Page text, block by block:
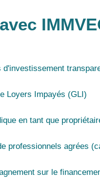
d'investissement
Loyers Impayés (GLI)
en tant que
professionnels agrées
sur le